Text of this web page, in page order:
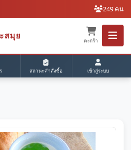
249 คน
สมุย
ตะกร้า
สถานะคำสั่งซื้อ เข้าสู่ระบบ